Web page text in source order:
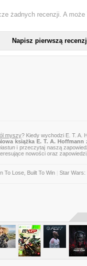
żadnych recenzji. A
Napisz pierwszą
myszy? Kiedy wychodzi E. T. A.
książka E. T. A. Hoffmann
i przeczytaj naszą
nowości oraz
To Lose, Built To Win Star Wars: